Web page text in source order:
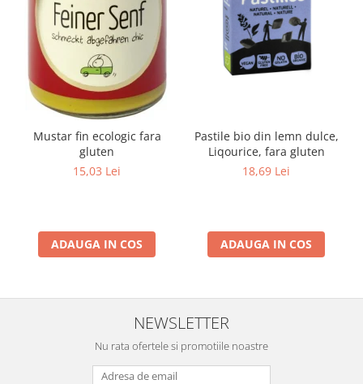
Mustar fin ecologic fara
gluten
15,03 Lei
ADAUGA IN COS
Pastile bio din lemn dulce,
Liqourice, fara gluten
18,69 Lei
ADAUGA IN COS
NEWSLETTER
Nu rata ofertele si promotiile noastre